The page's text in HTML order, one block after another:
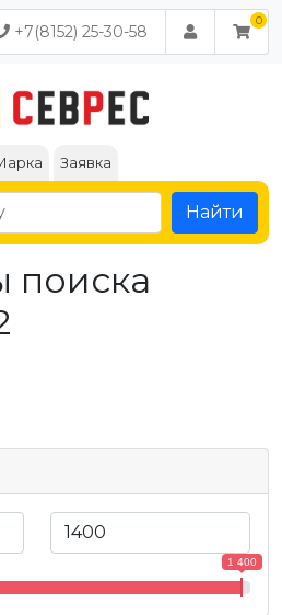
+7(8152) 25-30-58
Заявка
Найти
поиска
1 400